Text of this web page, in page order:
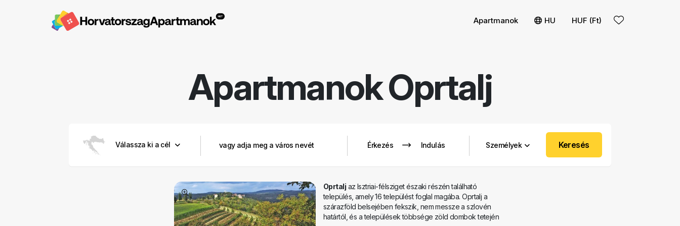
Apartmanok HU HUF (Ft)
ApartmanokOprtalj
Válassza ki a cél Személyek Keresés
Oprtalj az Isztriai-félsziget északi részén található
település, amely 16 települést foglal magába. Oprtalj a
szárazföld belsejében fekszik, nem messze a szlovén
határtól, és a települések többsége zöld dombok tetején
Szűrők eltávolítása